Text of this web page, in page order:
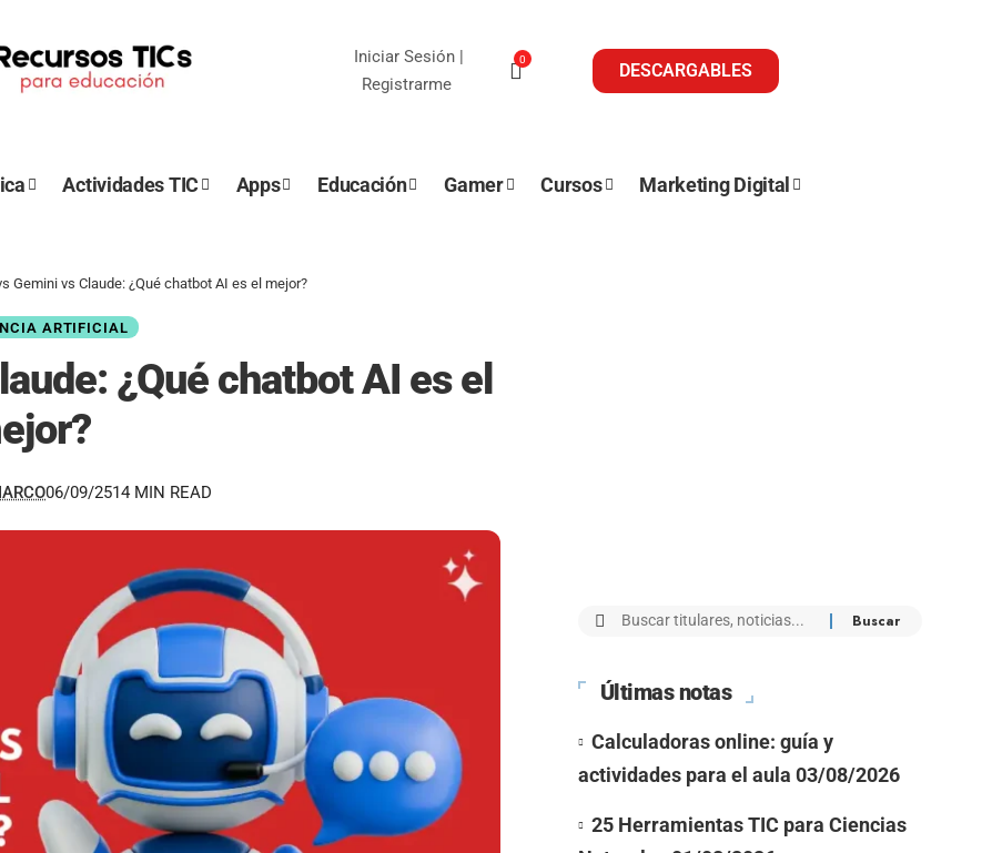
Iniciar Sesión|
Registrarme
0
DESCARGABLES
Actividades TIC Apps Educación Gamer Cursos Marketing Digital
Gemini vs Claude: ¿Qué chatbot AI es el mejor?
ARTIFICIAL
¿Qué chatbot AI es el
06/09/2514 MIN READ
Últimas notas
Calculadoras online: guía y
actividades para el aula 03/08/2026
25 Herramientas TIC para Ciencias